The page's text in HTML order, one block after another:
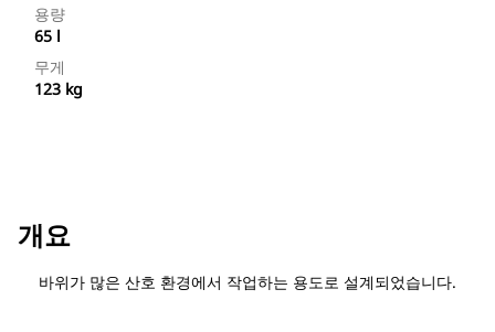
용량
65 l
무게
123 kg
개요
바위가 많은 산호 환경에서 작업하는 용도로 설계되었습니다.